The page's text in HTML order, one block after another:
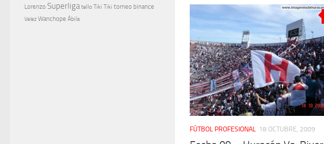
FÚTBOL PROFESIONAL 18 OCTUBRE, 2009
Lorenzo Superliga tello Tiki Tiki torneo binance
Velez Wanchope Ábila